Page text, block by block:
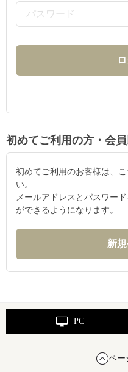
初めてご利用の方・会
初めてご利用のお客様は、
い。
メールアドレスとパスワー
ができるようになります。
PC
ペー